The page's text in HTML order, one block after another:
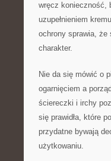
wręcz konieczność,
uzupełnieniem
ochrony sprawia, że
charakter.
Nie da się mówić o
ogarnięciem a
ściereczki i irchy
się prawidła, które
przydatne bywają
użytkowaniu.